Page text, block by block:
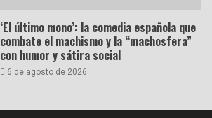
‘El último mono’: la comedia española que
combate el machismo y la “machosfera”
con humor y sátira social
6 de agosto de 2026